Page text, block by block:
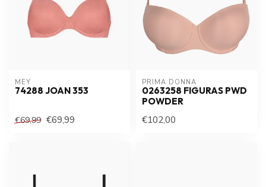
MEY
74288 JOAN 353
€69,99 €69,99
PRIMA DONNA
0263258 FIGURAS PWD
POWDER
€102,00